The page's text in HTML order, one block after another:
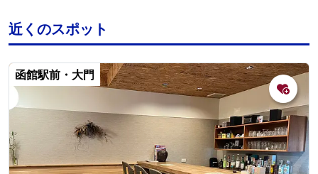
近くのスポット
函館駅前・大門